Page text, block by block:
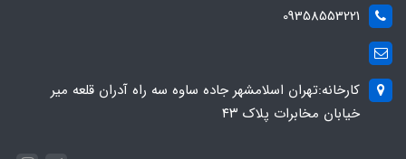
09358553221
کارخانه:تهران اسلامشهر جاده ساوه سه راه آدران قلعه میر
خیابان مخابرات پلاک ۴۳